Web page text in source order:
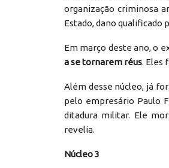
organização criminosa
Estado, dano
Em março deste ano, o
a se tornarem réus. Eles
Além desse núcleo, já
pelo empresário Paulo
ditadura militar. Ele
revelia.
Núcleo 3